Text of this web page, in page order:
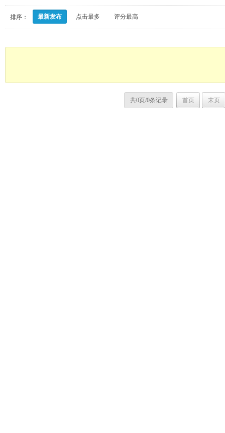
排序： 最新发布 点击最多 评分最高
共0页/0条记录 首页 末页